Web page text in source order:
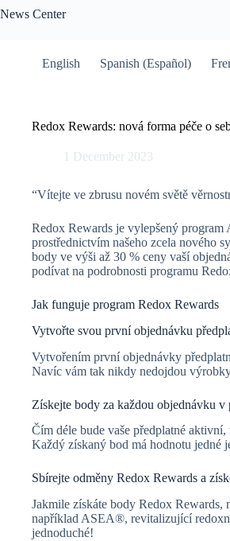
to
News Center
English Spanish (Español)
Redox Rewards: nová forma péče o
1 December 2023
“Vítejte ve zbrusu novém světě
Redox Rewards je vylepšený
prostřednictvím našeho zcela nového
body ve výši až 30 % ceny vaší
podívat na podrobnosti programu
Jak funguje program Redox Rewards
Vytvořte svou první objednávku
Vytvořením první objednávky
Navíc vám tak nikdy nedojdou
Získejte body za každou objednávku v
Čím déle bude vaše předplatné
Každý získaný bod má hodnotu jedné
Sbírejte odměny Redox Rewards a
Jakmile získáte body Redox
například ASEA®, revitalizující
jednoduché!